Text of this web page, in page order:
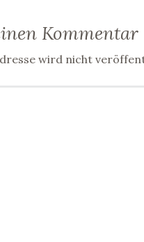
Kommentar
wird nicht